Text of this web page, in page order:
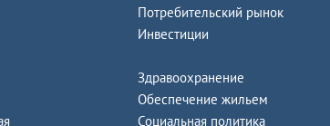
Потребительский рынок
Инвестиции
Здравоохранение
Обеспечение жильем
Социальная политика